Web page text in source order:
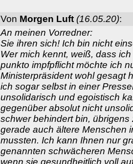
Von Morgen Luft (16.05.20):
An meinen Vorredner:
Sie ihren sich! Ich bin nicht
Wer mich kennt, weiß, dass
punkto impfpflicht möchte ich
Ministerpräsident wohl gesagt
ich sogar selbst in einer
unsolidarisch und egoistisch
gegenüber absolut nicht
schwer behindert bin,
gerade auch ältere Menschen
mussten. Ich kann Ihnen nur
genannten schwächeren
wenn sie gesundheitlich voll